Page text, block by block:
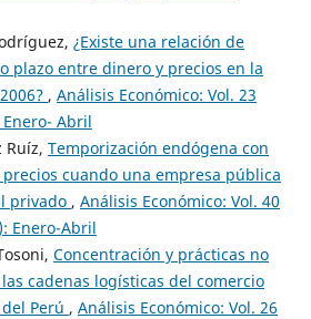
¿Existe una relación de
plazo entre dinero y precios en la
, Análisis Económico: Vol. 23
Abril
Ruíz, Temporización endógena con
cuando una empresa pública
privado , Análisis Económico: Vol. 40
Enero-Abril
Concentración y prácticas no
cadenas logísticas del comercio
Perú , Análisis Económico: Vol. 26